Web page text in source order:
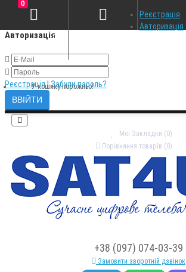
Авторизація
Реєстрація|Забули пароль?
Мої Закладки (0)
Порівняння товарів (0)
+38 (097) 074-03-39
Замовити зворотній дзвінок
Реєстрація
Авторизація
0
У кошику порожньо!